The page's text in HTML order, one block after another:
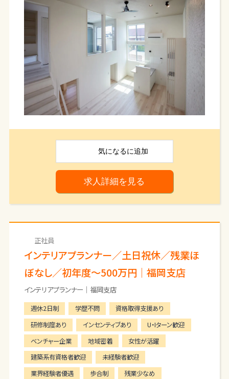
顧客対象となる方は経営者が多く、不動産以外で
も総合的な税金のこと、経営についての知識など
も必要になります。
■当社の強み■
少数精鋭で業務にあたっているため、一人ひとりの
専門性が高く、携わる業務の幅も多岐に渡ります。
経験豊富なスタッフが多く在籍しているため、学べ
る機会が沢山あります。
また当社最大の強みは商品力です。
マーケティングを掛け合わせたプロダクトをお客さ
まに提供しています。
「マーケティングされたエリア」と「高い商品力」と
「安定した家賃設定」を掛け合わせたプロダクトが
下記の社風に共感し、行動にうつしてくれる方を募
・自分で考え、動き、失敗してもチャレンジし続ける
・部署を越え、お客様のために何をすべきか？を考
え、気づいたことを社内で協議し、よりよいチームに
・当事者意識をもって仕事をする人
熊本支店立ち上げメンバー募集。土地仕入れから
携われる
不動産コンサルティングスタッフ。少数精鋭で総合
的な
不動産スキルを身につけたい方を募集します。
気になるに追加
求人詳細を見る
正社員
インテリアプランナー／土日祝休／残業ほ
ぼなし／初年度～500万円｜福岡支店
インテリアプランナー｜福岡支店
週休2日制 学歴不問
資格取得支援あり
研修制度あり
インセンティブあり
U・Iターン歓迎
ベンチャー企業
地域密着
女性が活躍
建築系有資格者歓迎
未経験者歓迎
業界経験者優遇
歩合制
残業少なめ